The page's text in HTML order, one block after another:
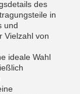
des
in
und
Vielzahl von
ideale Wahl